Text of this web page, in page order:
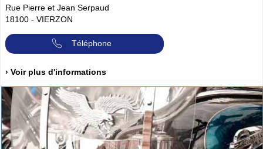
Rue Pierre et Jean Serpaud
18100 - VIERZON
Téléphone
› Voir plus d'informations